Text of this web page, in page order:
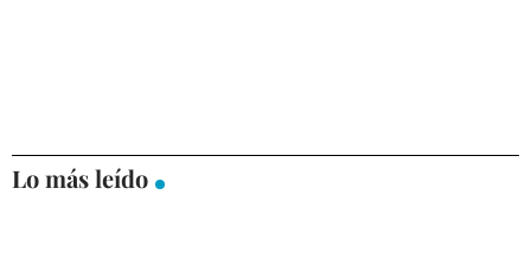
Lo más leído